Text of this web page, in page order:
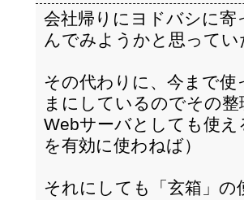
会社帰りにヨドバシに寄
んでみようかと思って
その代わりに、今まで
まにしているのでその
Webサーバとしても使
を有効に使わねば）
それにしても「玄箱」